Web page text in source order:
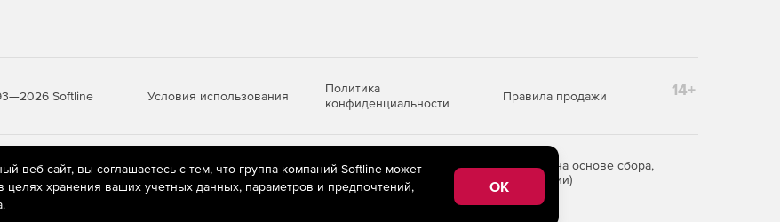
Softline Условия использования
Политика
конфиденциальности
Правила продажи 14+
рекомендательные технологии(информационные технологии предоставления информации на основе сбора,
пользователей сети «Интернет», находящихся на территории Российской Федерации)
веб-сайт, вы соглашаетесь с тем, что группа компаний Softline может
целях хранения ваших учетных данных, параметров и предпочтений,
OK